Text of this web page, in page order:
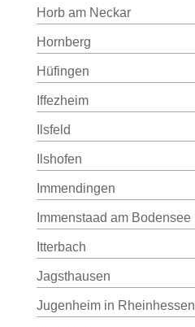
Horb am Neckar
Hornberg
Hüfingen
Iffezheim
Ilsfeld
Ilshofen
Immendingen
Immenstaad am Bodensee
Itterbach
Jagsthausen
Jugenheim in Rheinhessen